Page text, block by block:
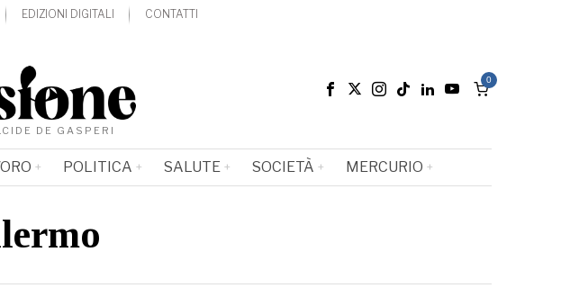
EDIZIONI DIGITALI CONTATTI
DE GASPERI
0
POLITICA SALUTE SOCIETÀ MERCURIO